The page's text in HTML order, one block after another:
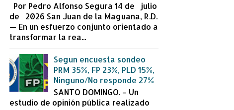
Por Pedro Alfonso Segura 14 de julio
de 2026 San Juan de la Maguana, R.D.
— En un esfuerzo conjunto orientado a
transformar la rea...
Segun encuesta sondeo
PRM 35%, FP 23%, PLD 15%,
Ninguno/No responde 27%
SANTO DOMINGO. – Un
estudio de opinión pública realizado